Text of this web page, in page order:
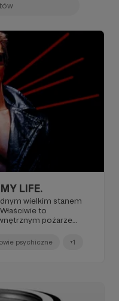
LIFE.
wielkim stanem
to
pożarze
Hooda (...)".
psychiczne +1